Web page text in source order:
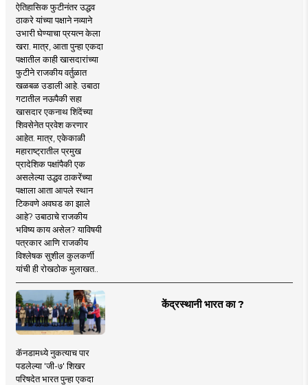
ऐतिहासिक फुटीनंतर उद्धव
ठाकरे यांच्या पक्षाने नव्याने
उभारी घेण्याचा प्रयत्न केला
खरा. मात्र, आता पुन्हा एकदा
पक्षातील काही खासदारांच्या
फुटीने राजकीय वर्तुळात
खळबळ उडाली आहे. उबाठा
गटातील नऊपैकी सहा
खासदार एकनाथ शिंदेंच्या
शिवसेनेत प्रवेश करणार
आहेत. मात्र, एकेकाळी
महाराष्ट्रातील प्रमुख
प्रादेशिक पक्षांपैकी एक
असलेल्या उद्धव ठाकरेंच्या
पक्षाला आता आपले स्थान
टिकवणे अवघड का झाले
आहे? उबाठाचे राजकीय
भविष्य काय असेल? याविषयी
पत्रकार आणि राजकीय
विश्लेषक सुशील कुलकर्णी
यांची ही रोखठोक मुलाखत..
केंद्रस्थानी भारत का ?
कॅनडामध्ये नुकत्याच पार
पडलेल्या 'जी-७' शिखर
परिषदेत भारत पुन्हा एकदा